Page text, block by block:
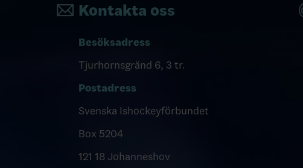
Kontakta oss
Besöksadress
Tjurhornsgränd 6, 3 tr.
Postadress
Svenska Ishockeyförbundet
Box 5204
121 18 Johanneshov